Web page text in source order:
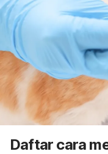
Daftar cara